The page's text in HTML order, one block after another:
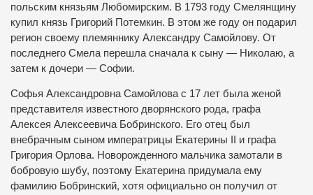
польским князьям Любомирским. В 1793 году Смелянщину
купил князь Григорий Потемкин. В этом же году он подарил
регион своему племяннику Александру Самойлову. От
последнего Смела перешла сначала к сыну — Николаю, а
затем к дочери — Софии.
Софья Александровна Самойлова с 17 лет была женой
представителя известного дворянского рода, графа
Алексея Алексеевича Бобринского. Его отец был
внебрачным сыном императрицы Екатерины II и графа
Григория Орлова. Новорожденного мальчика замотали в
бобровую шубу, поэтому Екатерина придумала ему
фамилию Бобринский, хотя официально он получил от